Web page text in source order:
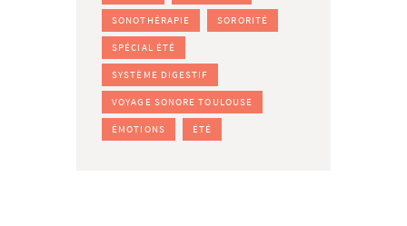
SONOTHÉRAPIE SORORITÉ
SPÉCIAL ÉTÉ
SYSTÈME DIGESTIF
VOYAGE SONORE TOULOUSE
ÉMOTIONS ÉTÉ